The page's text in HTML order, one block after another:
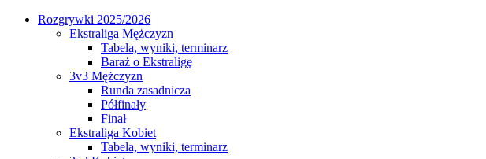
Rozgrywki 2025/2026
Ekstraliga Mężczyzn
Tabela, wyniki, terminarz
Baraż o Ekstraligę
3v3 Mężczyzn
Runda zasadnicza
Półfinały
Finał
Ekstraliga Kobiet
Tabela, wyniki, terminarz